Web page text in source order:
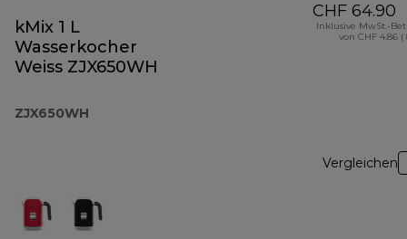
kMix 1 L
Wasserkocher
Weiss ZJX650WH
ZJX650WH
CHF 64.90
Inklusive MwSt.-
von CHF 4.86 (
Vergleichen